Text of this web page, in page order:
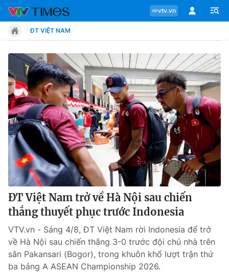
vtv.vn
Chuyên mục
Tin tức
Move
Phong cách
Chân dung
Bóng đá
ĐT VIỆT NAM
ĐT Việt Nam trở về Hà Nội sau chiến
thắng thuyết phục trước Indonesia
VTV.vn - Sáng 4/8, ĐT Việt Nam rời Indonesia để trở
về Hà Nội sau chiến thắng 3-0 trước đội chủ nhà trên
sân Pakansari (Bogor), trong khuôn khổ lượt trận thứ
ba bảng A ASEAN Championship 2026.